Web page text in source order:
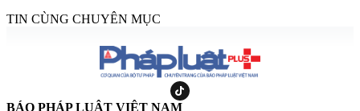
TIN CÙNG CHUYÊN MỤC
BÁO PHÁP LUẬT VIỆT NAM